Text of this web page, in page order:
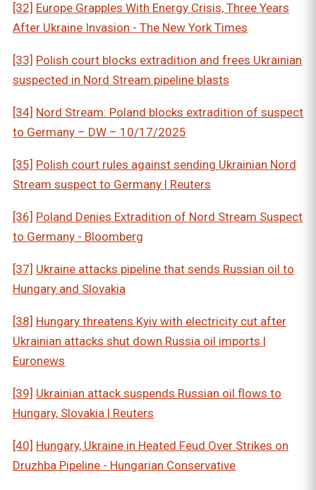
[32] Europe Grapples With Energy Crisis, Three Years
After Ukraine Invasion - The New York Times
[33] Polish court blocks extradition and frees Ukrainian
suspected in Nord Stream pipeline blasts
[34] Nord Stream: Poland blocks extradition of suspect
to Germany – DW – 10/17/2025
[35] Polish court rules against sending Ukrainian Nord
Stream suspect to Germany | Reuters
[36] Poland Denies Extradition of Nord Stream Suspect
to Germany - Bloomberg
[37] Ukraine attacks pipeline that sends Russian oil to
Hungary and Slovakia
[38] Hungary threatens Kyiv with electricity cut after
Ukrainian attacks shut down Russia oil imports |
Euronews
[39] Ukrainian attack suspends Russian oil flows to
Hungary, Slovakia | Reuters
[40] Hungary, Ukraine in Heated Feud Over Strikes on
Druzhba Pipeline - Hungarian Conservative